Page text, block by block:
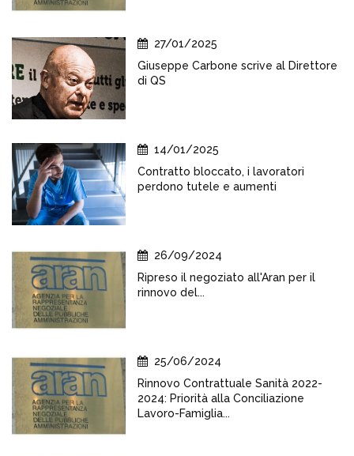
27/01/2025
Giuseppe Carbone scrive al Direttore
di QS
14/01/2025
Contratto bloccato, i lavoratori
perdono tutele e aumenti
26/09/2024
Ripreso il negoziato all'Aran per il
rinnovo del...
25/06/2024
Rinnovo Contrattuale Sanità 2022-
2024: Priorità alla Conciliazione
Lavoro-Famiglia...